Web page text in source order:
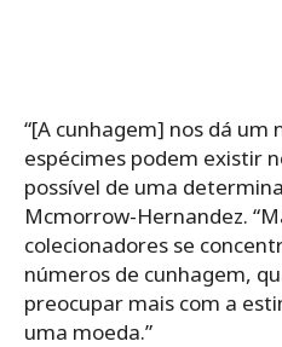
“[A cunhagem] nos dá
espécimes podem existir
possível de uma
Mcmorrow-Hernandez.
colecionadores se
números de cunhagem,
preocupar mais com a
uma moeda.”